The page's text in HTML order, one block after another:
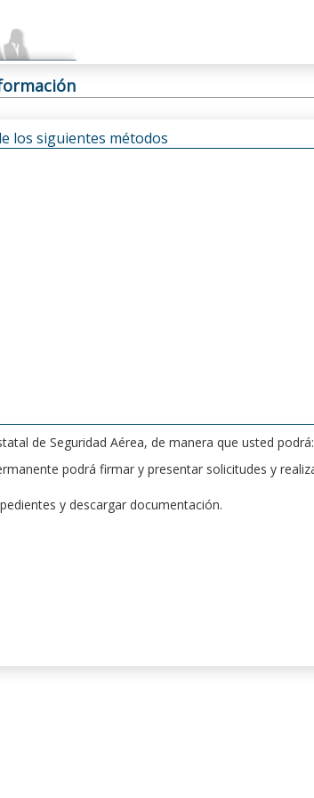
los siguientes métodos
de Seguridad Aérea, de manera que usted podrá:
podrá firmar y presentar solicitudes y
y descargar documentación.